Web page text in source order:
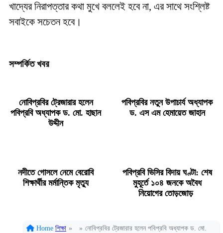
খাদ্যের নিরাপত্তার কথা মুখে বললেই হবে না, এর সাথে সংশ্লিষ্ট
সবাইকে সচেতন হবে।
সম্পর্কিত খবর
নোবিপ্রবির ট্রেজারার হলেন
পবিপ্রবি অধ্যাপক ড. মো. হাছান
উদ্দীন
পবিপ্রবির নতুন উপাচার্য অধ্যাপক
ড. এস এম হেমায়েত জাহান
নদীতে গোসলে নেমে বেরোবি
শিক্ষার্থীর মর্মান্তিক মৃত্যু
পবিপ্রবি ভিসির বিদায় ঘণ্টা: শেষ
মুহূর্তে ১০৪ জনকে অবৈধ
নিয়োগের তোড়জোড়
Home শিক্ষা » » নোবিপ্রবির ট্রেজারার হলেন পবিপ্রবি অধ্যাপক ড. মো.